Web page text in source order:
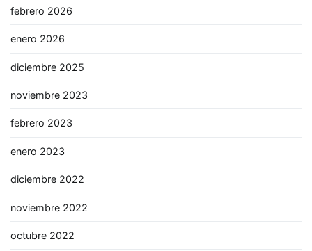
febrero 2026
enero 2026
diciembre 2025
noviembre 2023
febrero 2023
enero 2023
diciembre 2022
noviembre 2022
octubre 2022